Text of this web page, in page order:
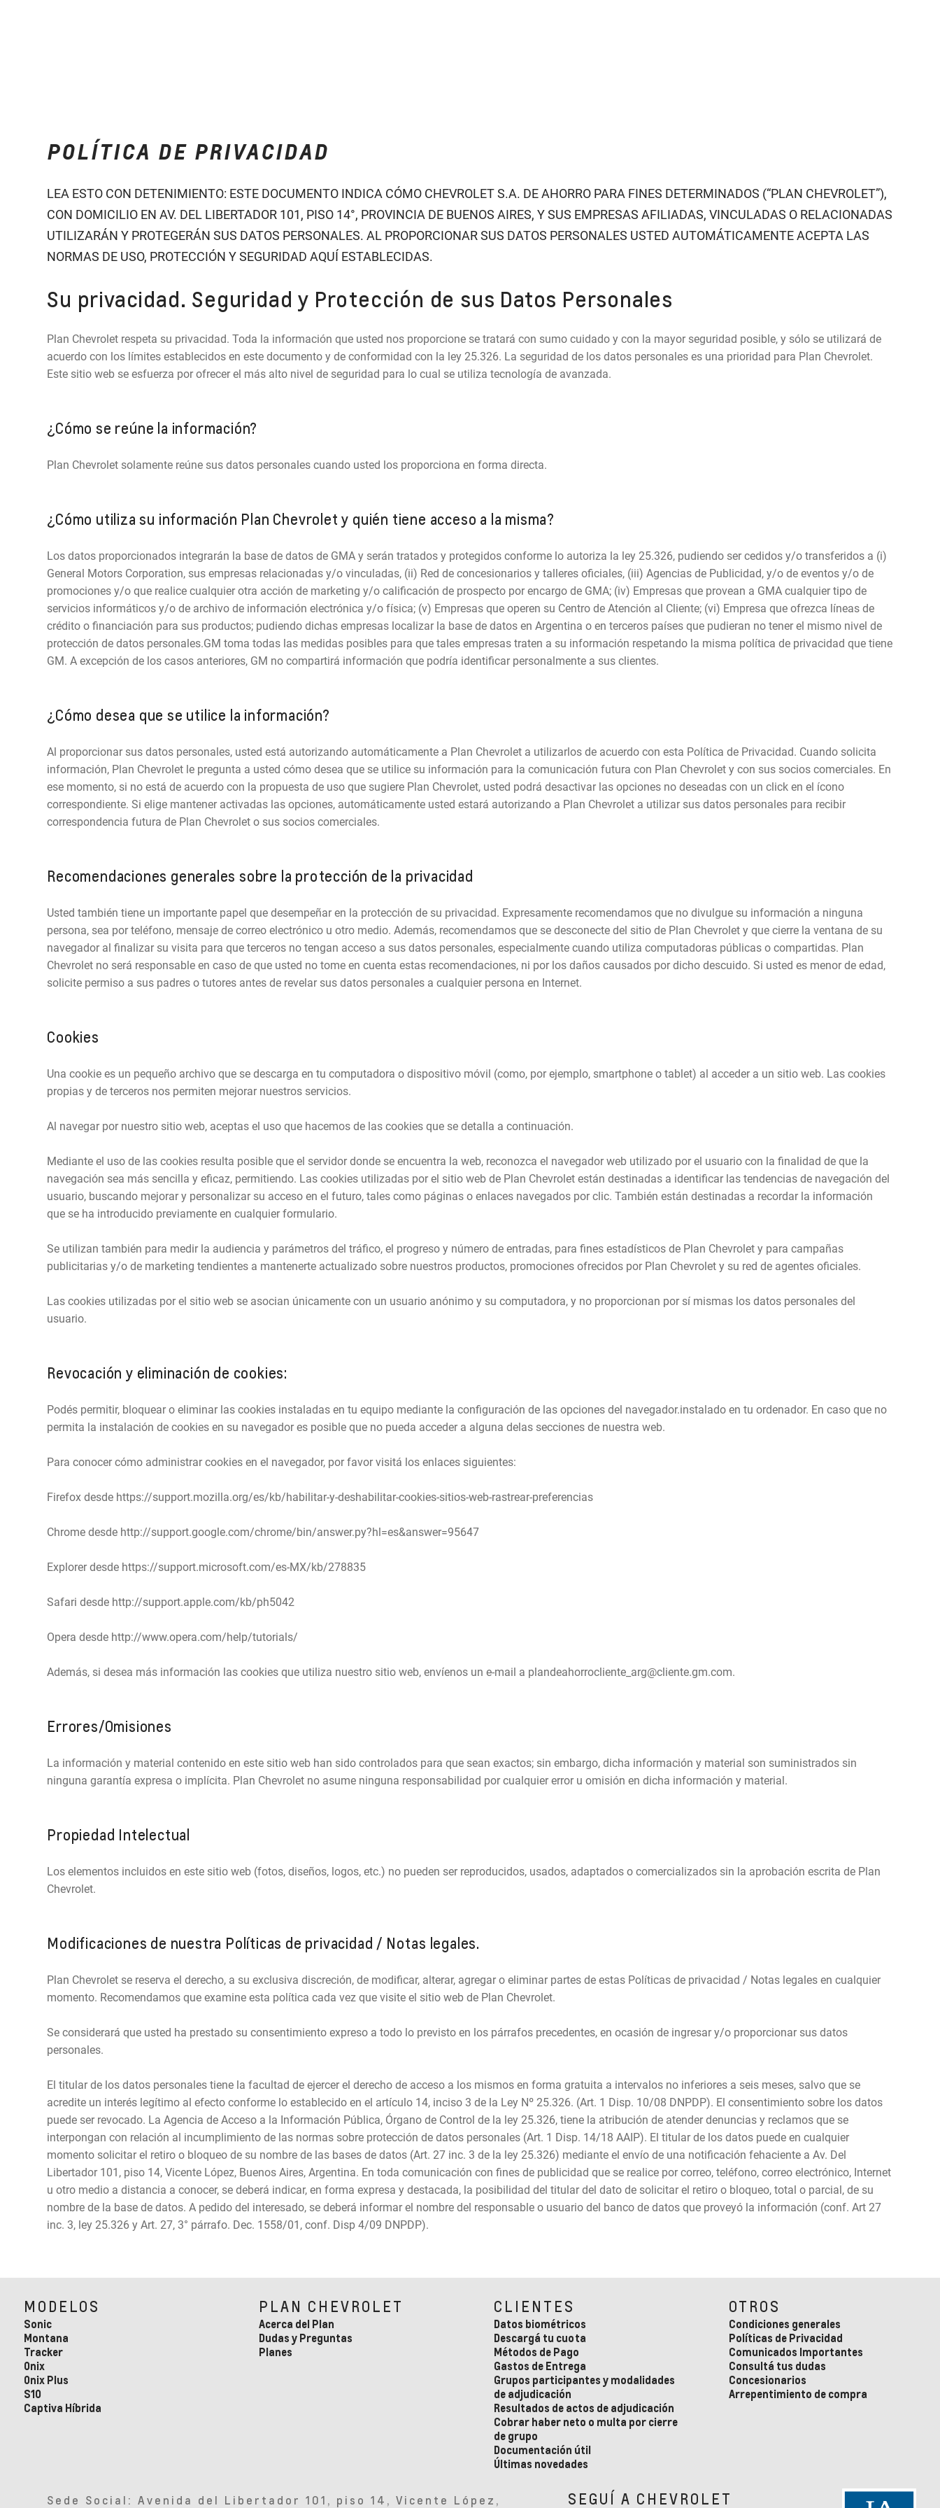
POLÍTICA DE PRIVACIDAD
LEA ESTO CON DETENIMIENTO: ESTE DOCUMENTO INDICA CÓMO CHEVROLET S.A. DE AHORRO PARA FINES DETERMINADOS (“PLAN CHEVROLET”),
CON DOMICILIO EN AV. DEL LIBERTADOR 101, PISO 14°, PROVINCIA DE BUENOS AIRES, Y SUS EMPRESAS AFILIADAS, VINCULADAS O RELACIONADAS
UTILIZARÁN Y PROTEGERÁN SUS DATOS PERSONALES. AL PROPORCIONAR SUS DATOS PERSONALES USTED AUTOMÁTICAMENTE ACEPTA LAS
NORMAS DE USO, PROTECCIÓN Y SEGURIDAD AQUÍ ESTABLECIDAS.
Su privacidad. Seguridad y Protección de sus Datos Personales
Plan Chevrolet respeta su privacidad. Toda la información que usted nos proporcione se tratará con sumo cuidado y con la mayor seguridad posible, y sólo se utilizará de
acuerdo con los límites establecidos en este documento y de conformidad con la ley 25.326. La seguridad de los datos personales es una prioridad para Plan Chevrolet.
Este sitio web se esfuerza por ofrecer el más alto nivel de seguridad para lo cual se utiliza tecnología de avanzada.
¿Cómo se reúne la información?
Plan Chevrolet solamente reúne sus datos personales cuando usted los proporciona en forma directa.
¿Cómo utiliza su información Plan Chevrolet y quién tiene acceso a la misma?
Los datos proporcionados integrarán la base de datos de GMA y serán tratados y protegidos conforme lo autoriza la ley 25.326, pudiendo ser cedidos y/o transferidos a (i)
General Motors Corporation, sus empresas relacionadas y/o vinculadas, (ii) Red de concesionarios y talleres oficiales, (iii) Agencias de Publicidad, y/o de eventos y/o de
promociones y/o que realice cualquier otra acción de marketing y/o calificación de prospecto por encargo de GMA; (iv) Empresas que provean a GMA cualquier tipo de
servicios informáticos y/o de archivo de información electrónica y/o física; (v) Empresas que operen su Centro de Atención al Cliente; (vi) Empresa que ofrezca líneas de
crédito o financiación para sus productos; pudiendo dichas empresas localizar la base de datos en Argentina o en terceros países que pudieran no tener el mismo nivel de
protección de datos personales.GM toma todas las medidas posibles para que tales empresas traten a su información respetando la misma política de privacidad que tiene
GM. A excepción de los casos anteriores, GM no compartirá información que podría identificar personalmente a sus clientes.
¿Cómo desea que se utilice la información?
Al proporcionar sus datos personales, usted está autorizando automáticamente a Plan Chevrolet a utilizarlos de acuerdo con esta Política de Privacidad. Cuando solicita
información, Plan Chevrolet le pregunta a usted cómo desea que se utilice su información para la comunicación futura con Plan Chevrolet y con sus socios comerciales. En
ese momento, si no está de acuerdo con la propuesta de uso que sugiere Plan Chevrolet, usted podrá desactivar las opciones no deseadas con un click en el ícono
correspondiente. Si elige mantener activadas las opciones, automáticamente usted estará autorizando a Plan Chevrolet a utilizar sus datos personales para recibir
correspondencia futura de Plan Chevrolet o sus socios comerciales.
Recomendaciones generales sobre la protección de la privacidad
Usted también tiene un importante papel que desempeñar en la protección de su privacidad. Expresamente recomendamos que no divulgue su información a ninguna
persona, sea por teléfono, mensaje de correo electrónico u otro medio. Además, recomendamos que se desconecte del sitio de Plan Chevrolet y que cierre la ventana de su
navegador al finalizar su visita para que terceros no tengan acceso a sus datos personales, especialmente cuando utiliza computadoras públicas o compartidas. Plan
Chevrolet no será responsable en caso de que usted no tome en cuenta estas recomendaciones, ni por los daños causados por dicho descuido. Si usted es menor de edad,
solicite permiso a sus padres o tutores antes de revelar sus datos personales a cualquier persona en Internet.
Cookies
Una cookie es un pequeño archivo que se descarga en tu computadora o dispositivo móvil (como, por ejemplo, smartphone o tablet) al acceder a un sitio web. Las cookies
propias y de terceros nos permiten mejorar nuestros servicios.
Al navegar por nuestro sitio web, aceptas el uso que hacemos de las cookies que se detalla a continuación.
Mediante el uso de las cookies resulta posible que el servidor donde se encuentra la web, reconozca el navegador web utilizado por el usuario con la finalidad de que la
navegación sea más sencilla y eficaz, permitiendo. Las cookies utilizadas por el sitio web de Plan Chevrolet están destinadas a identificar las tendencias de navegación del
usuario, buscando mejorar y personalizar su acceso en el futuro, tales como páginas o enlaces navegados por clic. También están destinadas a recordar la información
que se ha introducido previamente en cualquier formulario.
Se utilizan también para medir la audiencia y parámetros del tráfico, el progreso y número de entradas, para fines estadísticos de Plan Chevrolet y para campañas
publicitarias y/o de marketing tendientes a mantenerte actualizado sobre nuestros productos, promociones ofrecidos por Plan Chevrolet y su red de agentes oficiales.
Las cookies utilizadas por el sitio web se asocian únicamente con un usuario anónimo y su computadora, y no proporcionan por sí mismas los datos personales del
usuario.
Revocación y eliminación de cookies:
Podés permitir, bloquear o eliminar las cookies instaladas en tu equipo mediante la configuración de las opciones del navegador.instalado en tu ordenador. En caso que no
permita la instalación de cookies en su navegador es posible que no pueda acceder a alguna delas secciones de nuestra web.
Para conocer cómo administrar cookies en el navegador, por favor visitá los enlaces siguientes:
Firefox desde https://support.mozilla.org/es/kb/habilitar-y-deshabilitar-cookies-sitios-web-rastrear-preferencias
Chrome desde http://support.google.com/chrome/bin/answer.py?hl=es&answer=95647
Explorer desde https://support.microsoft.com/es-MX/kb/278835
Safari desde http://support.apple.com/kb/ph5042
Opera desde http://www.opera.com/help/tutorials/
Además, si desea más información las cookies que utiliza nuestro sitio web, envíenos un e-mail a plandeahorrocliente_arg@cliente.gm.com.
Errores/Omisiones
La información y material contenido en este sitio web han sido controlados para que sean exactos; sin embargo, dicha información y material son suministrados sin
ninguna garantía expresa o implícita. Plan Chevrolet no asume ninguna responsabilidad por cualquier error u omisión en dicha información y material.
Propiedad Intelectual
Los elementos incluidos en este sitio web (fotos, diseños, logos, etc.) no pueden ser reproducidos, usados, adaptados o comercializados sin la aprobación escrita de Plan
Chevrolet.
Modificaciones de nuestra Políticas de privacidad / Notas legales.
Plan Chevrolet se reserva el derecho, a su exclusiva discreción, de modificar, alterar, agregar o eliminar partes de estas Políticas de privacidad / Notas legales en cualquier
momento. Recomendamos que examine esta política cada vez que visite el sitio web de Plan Chevrolet.
Se considerará que usted ha prestado su consentimiento expreso a todo lo previsto en los párrafos precedentes, en ocasión de ingresar y/o proporcionar sus datos
personales.
El titular de los datos personales tiene la facultad de ejercer el derecho de acceso a los mismos en forma gratuita a intervalos no inferiores a seis meses, salvo que se
acredite un interés legítimo al efecto conforme lo establecido en el artículo 14, inciso 3 de la Ley Nº 25.326. (Art. 1 Disp. 10/08 DNPDP). El consentimiento sobre los datos
puede ser revocado. La Agencia de Acceso a la Información Pública, Órgano de Control de la ley 25.326, tiene la atribución de atender denuncias y reclamos que se
interpongan con relación al incumplimiento de las normas sobre protección de datos personales (Art. 1 Disp. 14/18 AAIP). El titular de los datos puede en cualquier
momento solicitar el retiro o bloqueo de su nombre de las bases de datos (Art. 27 inc. 3 de la ley 25.326) mediante el envío de una notificación fehaciente a Av. Del
Libertador 101, piso 14, Vicente López, Buenos Aires, Argentina. En toda comunicación con fines de publicidad que se realice por correo, teléfono, correo electrónico, Internet
u otro medio a distancia a conocer, se deberá indicar, en forma expresa y destacada, la posibilidad del titular del dato de solicitar el retiro o bloqueo, total o parcial, de su
nombre de la base de datos. A pedido del interesado, se deberá informar el nombre del responsable o usuario del banco de datos que proveyó la información (conf. Art 27
inc. 3, ley 25.326 y Art. 27, 3° párrafo. Dec. 1558/01, conf. Disp 4/09 DNPDP).
MODELOS
Sonic
Montana
Tracker
Onix
Onix Plus
S10
Captiva Híbrida
PLAN CHEVROLET
Acerca del Plan
Dudas y Preguntas
Planes
CLIENTES
Datos biométricos
Descargá tu cuota
Métodos de Pago
Gastos de Entrega
Grupos participantes y modalidades
de adjudicación
Resultados de actos de adjudicación
Cobrar haber neto o multa por cierre
de grupo
Documentación útil
Últimas novedades
OTROS
Condiciones generales
Políticas de Privacidad
Comunicados Importantes
Consultá tus dudas
Concesionarios
Arrepentimiento de compra
Sede Social: Avenida del Libertador 101, piso 14, Vicente López, SEGUÍ A CHEVROLET